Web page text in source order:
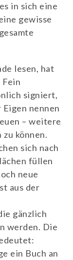
in sich eine
gewisse
lesen, hat
Fein
signiert,
nennen
– weitere
können.
sich nach
füllen
neue
aus der
gänzlich
werden. Die
ein Buch an